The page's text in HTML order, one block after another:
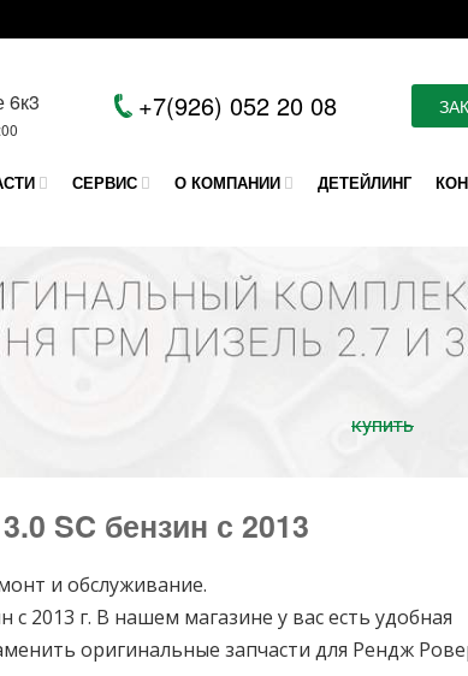
6к3 +7(926) 052 20 08
СЕРВИС О КОМПАНИИ ДЕТЕЙЛИНГ
купить
SC бензин с 2013
и обслуживание.
с 2013 г. В нашем магазине у вас есть удобная
оригинальные запчасти для Рендж